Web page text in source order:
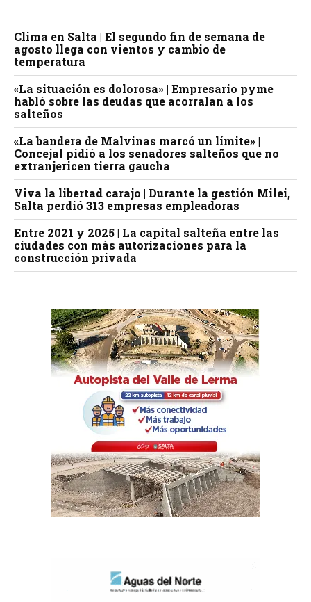
Clima en Salta | El segundo fin de semana de
agosto llega con vientos y cambio de
temperatura
«La situación es dolorosa» | Empresario pyme
habló sobre las deudas que acorralan a los
salteños
«La bandera de Malvinas marcó un límite» |
Concejal pidió a los senadores salteños que no
extranjericen tierra gaucha
Viva la libertad carajo | Durante la gestión Milei,
Salta perdió 313 empresas empleadoras
Entre 2021 y 2025 | La capital salteña entre las
ciudades con más autorizaciones para la
construcción privada